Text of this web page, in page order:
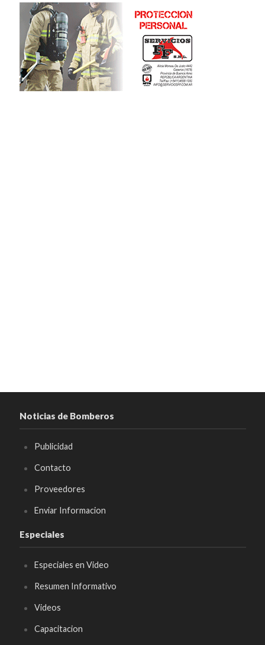
Noticias de Bomberos
Publicidad
Contacto
Proveedores
Enviar Informacion
Especiales
Especiales en Video
Resumen Informativo
Videos
Capacitacion